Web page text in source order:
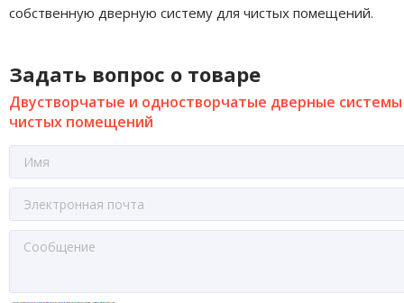
собственную дверную систему для чистых помещений.
Задать вопрос о товаре
Двустворчатые и одностворчатые дверные
чистых помещений